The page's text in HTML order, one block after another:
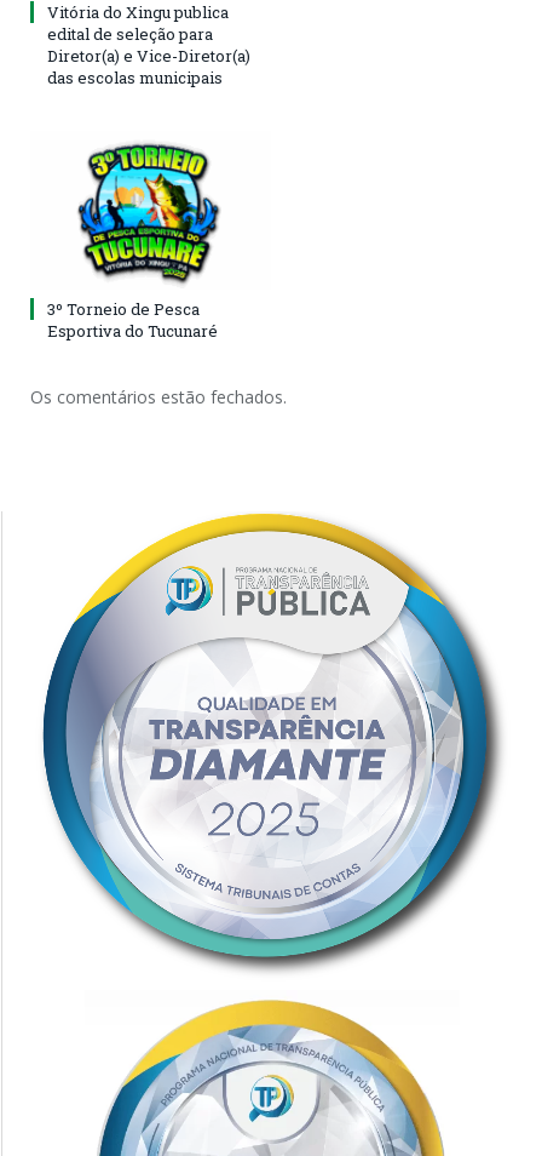
Vitória do Xingu publica
edital de seleção para
Diretor(a) e Vice-Diretor(a)
das escolas municipais
3º Torneio de Pesca
Esportiva do Tucunaré
Os comentários estão fechados.